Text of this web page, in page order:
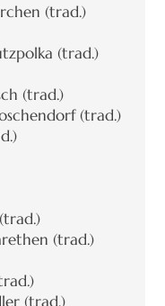
(trad.)
(trad.)
(trad.)
(trad.)
(trad.)
(trad.)